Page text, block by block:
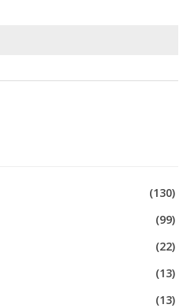
(130)
(99)
(22)
(13)
(13)